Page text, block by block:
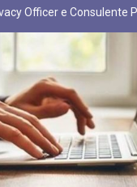
Officer e Consulente